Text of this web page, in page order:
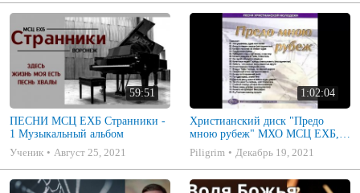
59:51
ПЕСНИ МСЦ ЕХБ Странники -
1 Музыкальный альбом
Ученик
Август 25, 2021
1:02:04
Христианский диск "Предо
мною рубеж" МХО МСЦ ЕХБ,
музыкальный альбом, пение,
музыка
Piligrim Декабрь 19, 2021